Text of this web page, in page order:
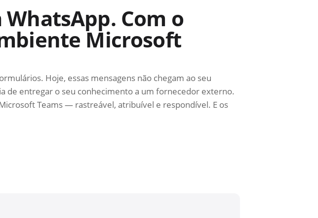
Com o
Microsoft
Hoje, essas mensagens não chegam ao seu
de entregar o seu conhecimento a um fornecedor externo.
Teams — rastreável, atribuível e respondível. E os